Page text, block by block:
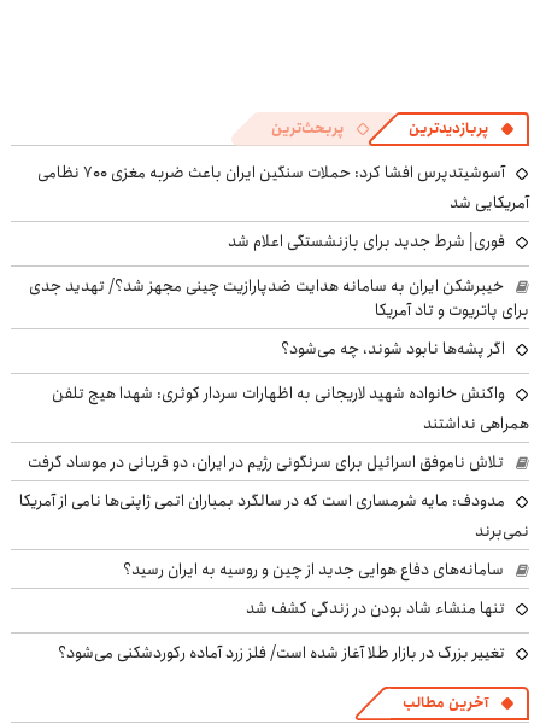
پربازدیدترین پربحث‌ترین
آسوشیتدپرس افشا کرد: حملات سنگین ایران باعث ضربه مغزی ۷۰۰ نظامی
آمریکایی شد
فوری| شرط جدید برای بازنشستگی اعلام شد
خیبرشکن ایران به سامانه هدایت ضدپارازیت چینی مجهز شد؟/ تهدید جدی
برای پاتریوت و تاد آمریکا
اگر پشه‌ها نابود شوند، چه می‌شود؟
واکنش خانواده شهید لاریجانی به اظهارات سردار کوثری: شهدا هیچ تلفن
همراهی نداشتند
تلاش ناموفق اسرائیل برای سرنگونی رژیم در ایران، دو قربانی در موساد گرفت
مدودف: مایه شرمساری است که در سالگرد بمباران اتمی ژاپنی‌ها نامی از آمریکا
نمی‌برند
سامانه‌های دفاع هوایی جدید از چین و روسیه به ایران رسید؟
تنها منشاء شاد بودن در زندگی کشف شد
تغییر بزرگ در بازار طلا آغاز شده است/ فلز زرد آماده رکوردشکنی می‌شود؟
آخرین مطالب